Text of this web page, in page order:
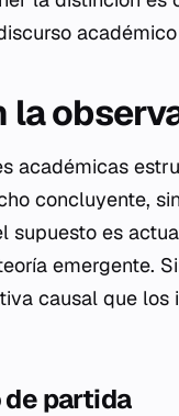
la
académicas
concluyente,
es
emergente.
causal que
partida